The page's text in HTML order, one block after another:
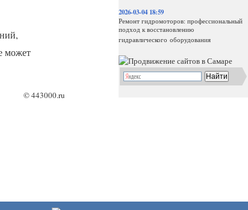
2026-03-04 18:59
Ремонт гидромоторов: профессиональный
подход к восстановлению
гидравлического оборудования
может
©443000.ru